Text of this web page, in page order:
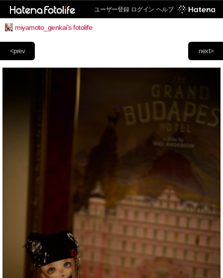
ユーザー登録 ログイン ヘルプ
miyamoto_genkai's fotolife
next>
<prev